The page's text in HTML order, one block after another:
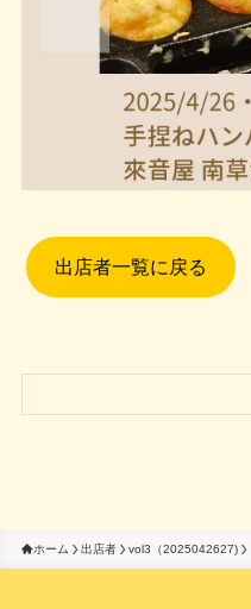
出店者一覧に戻る
ホーム 出店者 vol3（2025042627)